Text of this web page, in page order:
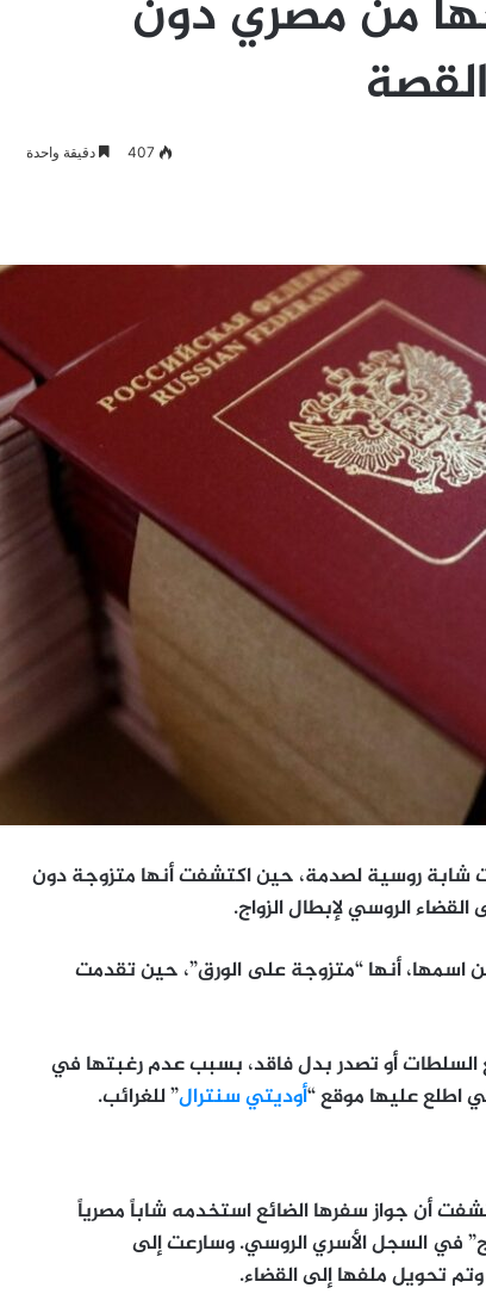
من مصري دون
407 دقيقة واحدة
تعرّضت شابة روسية لصدمة، حين اكتشفت أنها متزوجة دون
اسمها، أنها “متزوجة على الورق”، حين تقدمت
تبلّغ السلطات أو تصدر بدل فاقد، بسبب عدم رغبتها في
اطلع عليها موقع “أوديتي سنترال” للغرائب.
أن جواز سفرها الضائع استخدمه شاباً مصرياً
في السجل الأسري الروسي. وسارعت إلى
وتم تحويل ملفها إلى القضاء.